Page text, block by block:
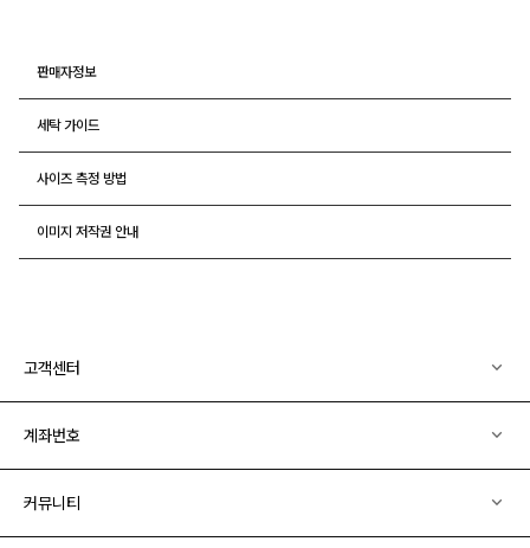
판매자정보
세탁 가이드
사이즈 측정 방법
이미지 저작권 안내
고객센터
계좌번호
커뮤니티